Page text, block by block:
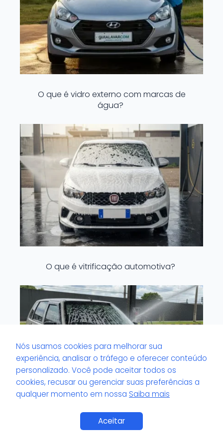
O que é vidro externo com marcas de
água?
O que é vitrificação automotiva?
O que é volante com brilho artificial?
Nós usamos cookies para melhorar sua
experiência, analisar o tráfego e oferecer conteúdo
personalizado. Você pode aceitar todos os
cookies, recusar ou gerenciar suas preferências a
qualquer momento em nossa Saiba mais
AceitarSaiba Mais